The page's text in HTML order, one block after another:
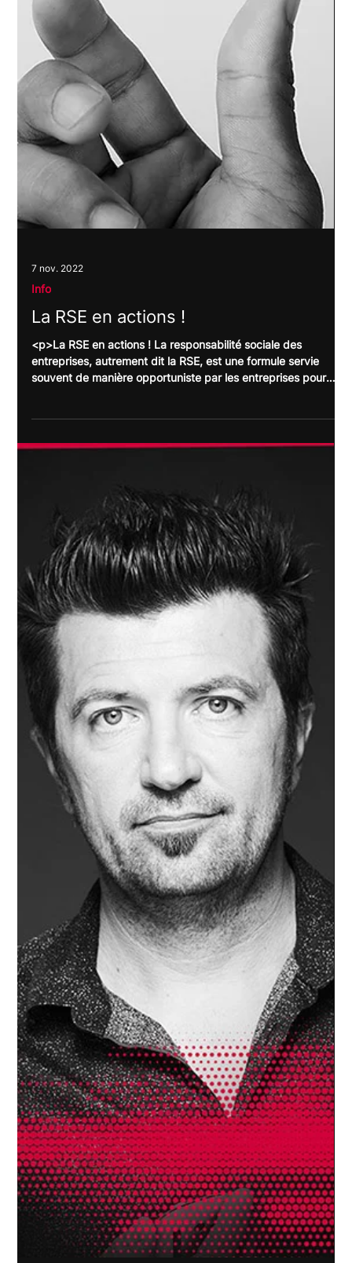
7 nov. 2022
Info
GRUAN !
<p>Un ballon pour «&nbsp;mettre en lèr&nbsp;» le
GRUAN&nbsp;! Quoi de mieux qu’un ballon (rouge en
l’occurrence) pour évoquer un sujet aussi… complexe ?
Graphique, enfantin et ludique, cet élément visuel central a le
mérite de rassembler, par sa simplicité et par sa symbolique,
toutes les personnes susceptibles d’être intéressées par
7 nov. 2022
Info
La RSE en actions !
<p>La RSE en actions ! La responsabilité sociale des
entreprises, autrement dit la RSE, est une formule servie
souvent de manière opportuniste par les entreprises pour
communiquer sur leur engagement en matière de
développement durable. Chez Livingstone, la RSE n’est pas